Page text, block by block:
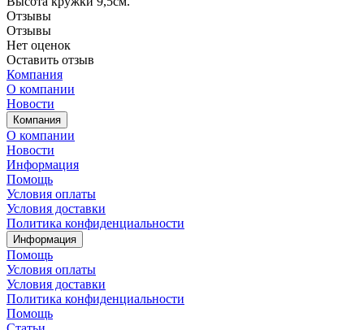
Отзывы
Отзывы
Нет оценок
Оставить отзыв
Компания
О компании
Новости
Компания
О компании
Новости
Информация
Помощь
Условия оплаты
Условия доставки
Политика конфиденциальности
Информация
Помощь
Условия оплаты
Условия доставки
Политика конфиденциальности
Помощь